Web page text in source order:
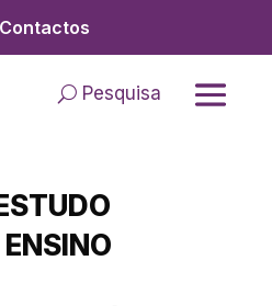
Contactos
Pesquisa